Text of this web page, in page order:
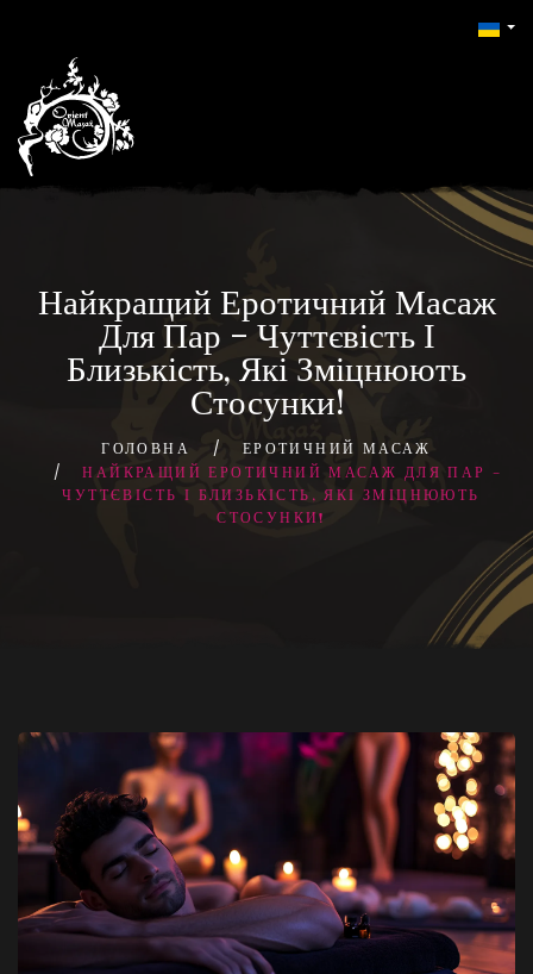
Найкращий Еротичний Масаж
Для Пар – Чуттєвість І
Близькість, Які Зміцнюють
Стосунки!
ГОЛОВНА
ЕРОТИЧНИЙ МАСАЖ
НАЙКРАЩИЙ ЕРОТИЧНИЙ МАСАЖ ДЛЯ ПАР –
ЧУТТЄВІСТЬ І БЛИЗЬКІСТЬ, ЯКІ ЗМІЦНЮЮТЬ
СТОСУНКИ!